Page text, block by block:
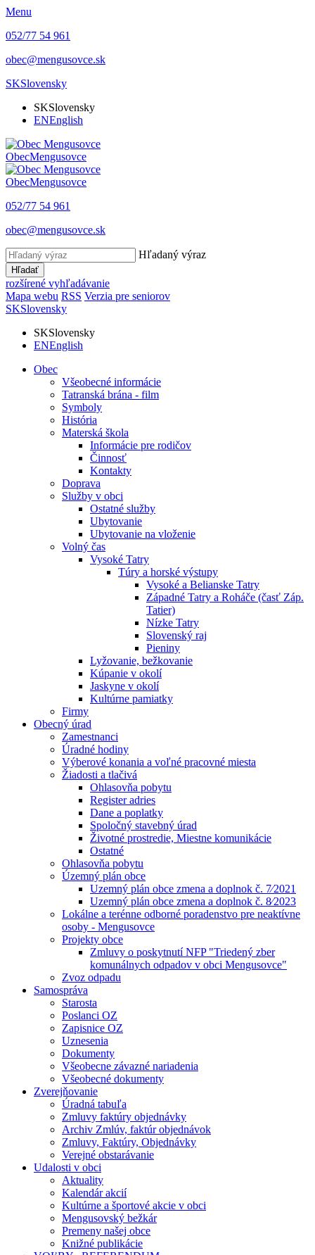
Menu
052/77 54 961
obec@mengusovce.sk
SKSlovensky
SKSlovensky
ENEnglish
ObecMengusovce
ObecMengusovce
052/77 54 961
obec@mengusovce.sk
Hľadaný výraz
Hľadať
rozšírené vyhľadávanie
Mapa webu RSS Verzia pre seniorov
SKSlovensky
SKSlovensky
ENEnglish
Obec
Všeobecné informácie
Tatranská brána - film
Symboly
História
Materská škola
Informácie pre rodičov
Činnosť
Kontakty
Doprava
Služby v obci
Ostatné služby
Ubytovanie
Ubytovanie na vloženie
Volný čas
Vysoké Tatry
Túry a horské výstupy
Vysoké a Belianske Tatry
Západné Tatry a Roháče (časť Záp.
Tatier)
Nízke Tatry
Slovenský raj
Pieniny
Lyžovanie, bežkovanie
Kúpanie v okolí
Jaskyne v okolí
Kultúrne pamiatky
Firmy
Obecný úrad
Zamestnanci
Úradné hodiny
Výberové konania a voľné pracovné miesta
Žiadosti a tlačivá
Ohlasovňa pobytu
Register adries
Dane a poplatky
Spoločný stavebný úrad
Životné prostredie, Miestne komunikácie
Ostatné
Ohlasovňa pobytu
Územný plán obce
Uzemný plán obce zmena a doplnok č. 7⁄2021
Uzemný plán obce zmena a doplnok č. 8⁄2023
Lokálne a terénne odborné poradenstvo pre neaktívne
osoby - Mengusovce
Projekty obce
Zmluvy o poskytnutí NFP "Triedený zber
komunálnych odpadov v obci Mengusovce"
Zvoz odpadu
Samospráva
Starosta
Poslanci OZ
Zapisnice OZ
Uznesenia
Dokumenty
Všeobecne závazné nariadenia
Všeobecné dokumenty
Zverejňovanie
Úradná tabuľa
Zmluvy faktúry objednávky
Archiv Zmlúv, faktúr objednávok
Zmluvy, Faktúry, Objednávky
Verejné obstarávanie
Udalosti v obci
Aktuality
Kalendár akcií
Kultúrne a športové akcie v obci
Mengusovský bežkár
Premeny našej obce
Knižné publikácie